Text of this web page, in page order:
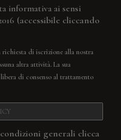
informativa ai sensi
(accessibile cliccando
di iscrizione alla nostra
altra attività. La sua
di consenso al trattamento
generali clicca